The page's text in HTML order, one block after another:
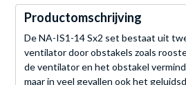
Productomschrijving
De NA-IS1-14 Sx2 set bestaat uit
ventilator door obstakels zoals
de ventilator en het obstakel
maar in veel gevallen ook het